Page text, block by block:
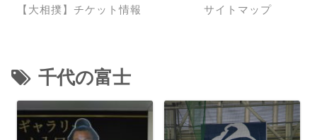
【大相撲】チケット情報 サイトマップ
千代の富士